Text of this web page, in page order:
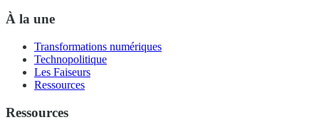
À la une
Transformations numériques
Technopolitique
Les Faiseurs
Ressources
Ressources